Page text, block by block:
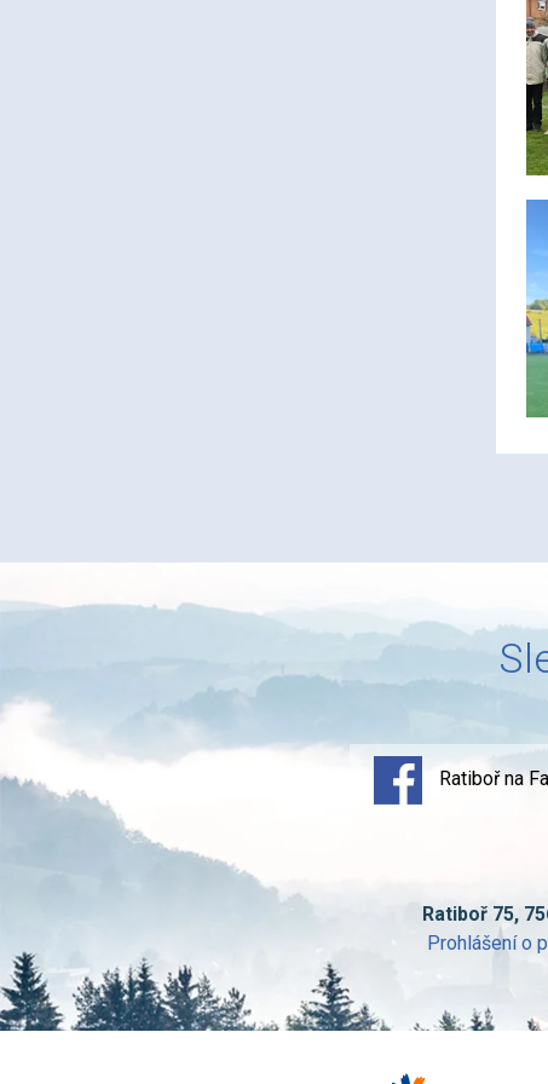
Ratiboř na
Ratiboř 75,
Prohlášení o